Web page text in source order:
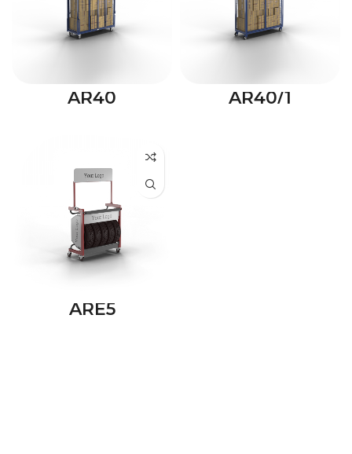
AR40 AR40/1
ARE5